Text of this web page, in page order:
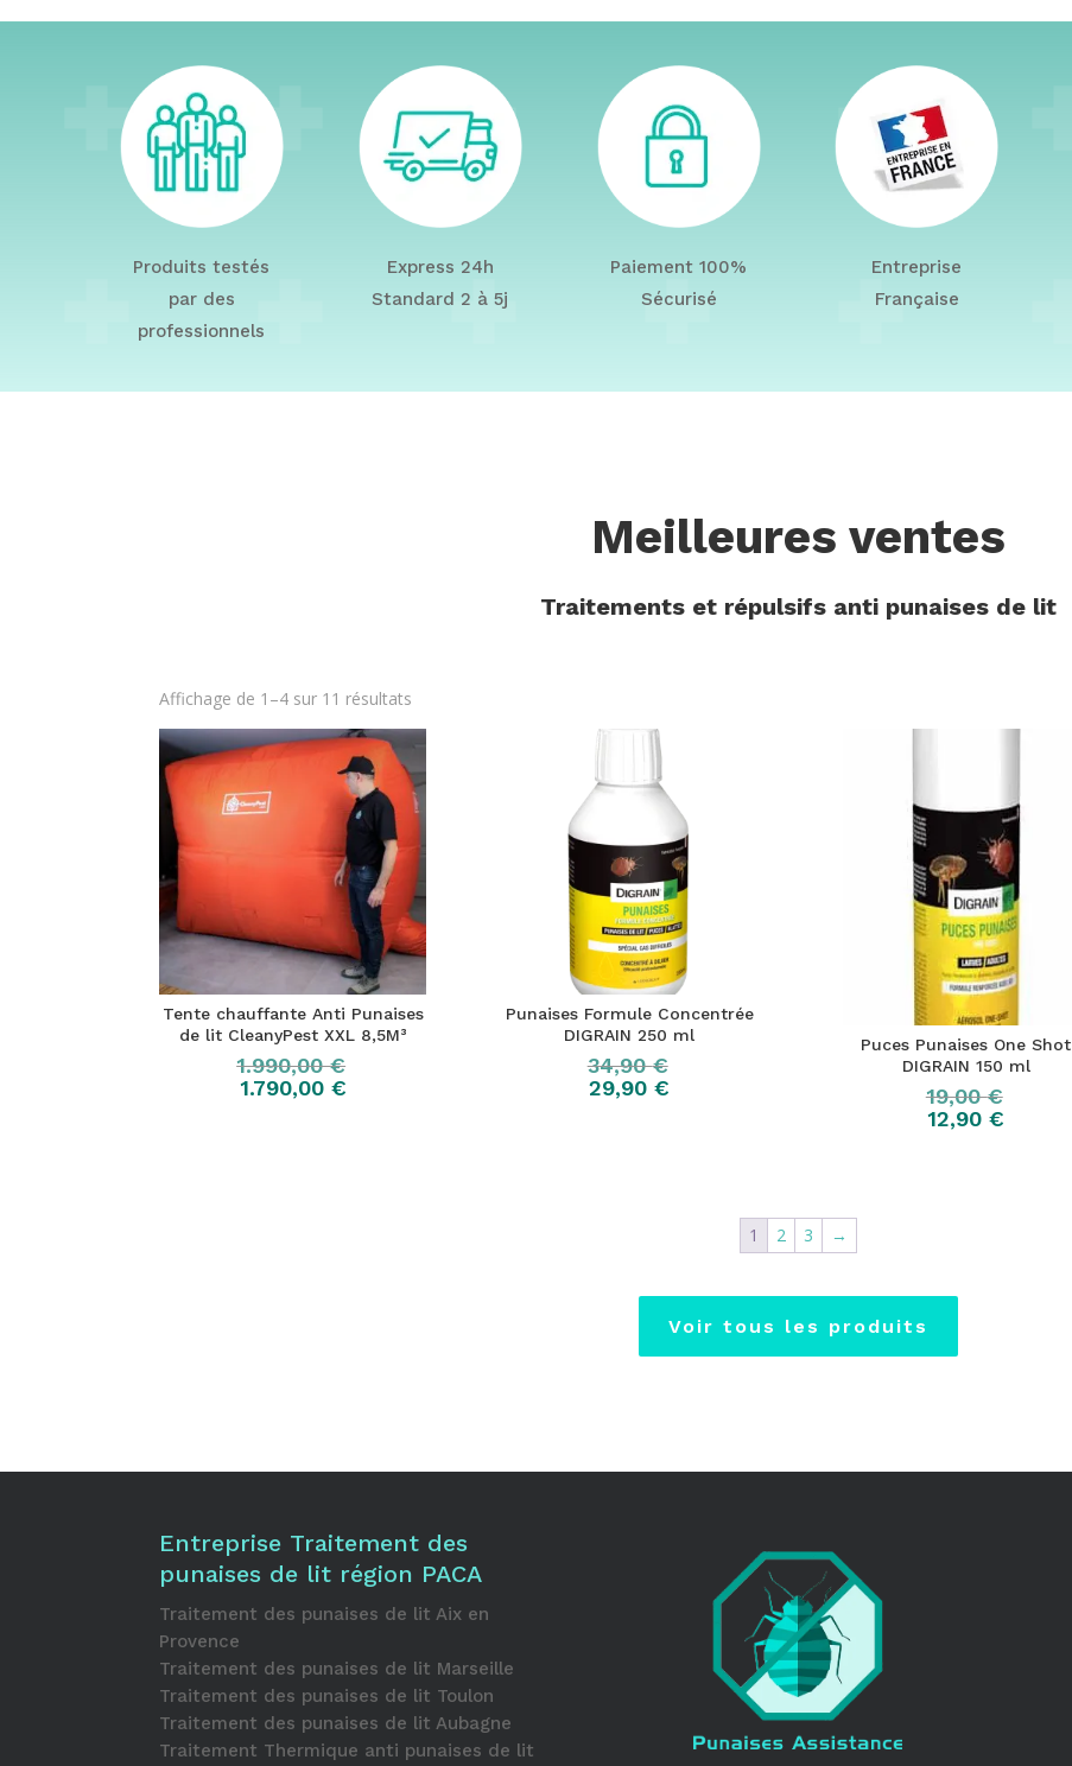
Produits testés
par des
professionnels
Express 24h
Standard 2 à 5j
Paiement 100%
Sécurisé
Entreprise
Française
Meilleures ventes
Traitements et répulsifs anti punaises de lit
Affichage de 1–4 sur 11 résultats
Tente chauffante Anti Punaises
de lit CleanyPest XXL 8,5M³
1.990,00€
1.790,00 €
Punaises Formule Concentrée
DIGRAIN 250 ml
34,90€
29,90€
Puces Punaises One Shot
DIGRAIN 150 ml
19,00€
12,90€
1 2 3 →
Voir tous les produits
Entreprise Traitement des
punaises de lit région PACA
Traitement des punaises de lit Aix en
Provence
Traitement des punaises de lit Marseille
Traitement des punaises de lit Toulon
Traitement des punaises de lit Aubagne
Traitement Thermique anti punaises de lit